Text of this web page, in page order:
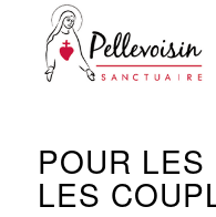
POUR
LES